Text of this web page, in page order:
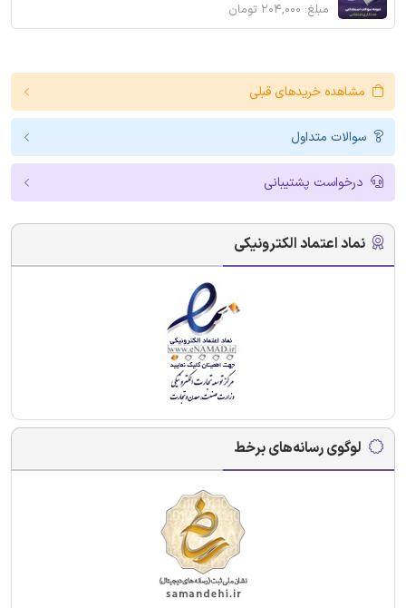
مبلغ: ۲۰۴,۰۰۰ تومان
مشاهده خریدهای قبلی
سوالات متداول
درخواست پشتیبانی
نماد اعتماد الکترونیکی
لوگوی رسانه‌های برخط